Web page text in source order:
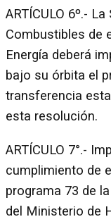
ARTÍCULO 6º.-
Combustibles de
Energía deberá
bajo su órbita el
transferencia
esta resolución.
ARTÍCULO 7°.-
cumplimiento de
programa 73 de
del Ministerio de